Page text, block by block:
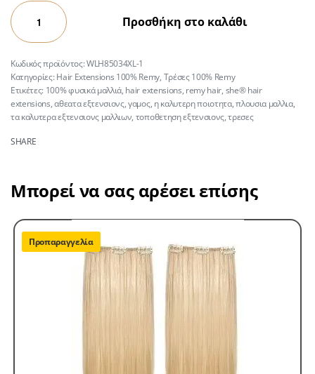
Προσθήκη στο καλάθι
WLH85034XL-1
Κατηγορίες: Hair Extensions 100% Remy, Τρέσες 100% Remy
Ετικέτες: 100% φυσικά μαλλιά, hair extensions, remy hair, she® hair
extensions,αθεατα εξτενσιονς,γαμος, η καλυτερη ποιοτητα,πλουσια μαλλια,
τα καλυτερα εξτενσιονς μαλλιων, τοποθετηση εξτενσιονς,τρεσες
SHARE
Μπορεί να σας αρέσει επίσης
Προπαραγγελία